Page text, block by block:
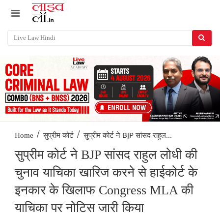
Home / सुप्रीम कोर्ट / सुप्रीम कोर्ट ने BJP सांसद राहुल...
सुप्रीम कोर्ट ने BJP सांसद राहुल लोधी की
चुनाव याचिका खारिज करने से हाईकोर्ट के
इनकार के खिलाफ Congress MLA की
याचिका पर नोटिस जारी किया